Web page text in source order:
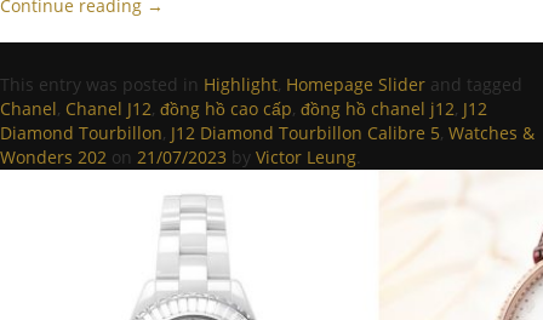
Continue reading →
This entry was posted in Highlight, Homepage Slider and tagged
Chanel, Chanel J12, đồng hồ cao cấp, đồng hồ chanel j12, J12
Diamond Tourbillon, J12 Diamond Tourbillon Calibre 5, Watches &
Wonders 202 on 21/07/2023 by Victor Leung.